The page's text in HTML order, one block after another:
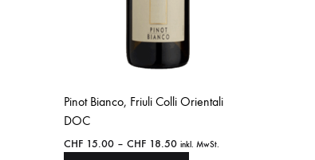
Pinot Bianco, Friuli Colli Orientali
DOC
CHF 15.00 – CHF 18.50 inkl. MwSt.